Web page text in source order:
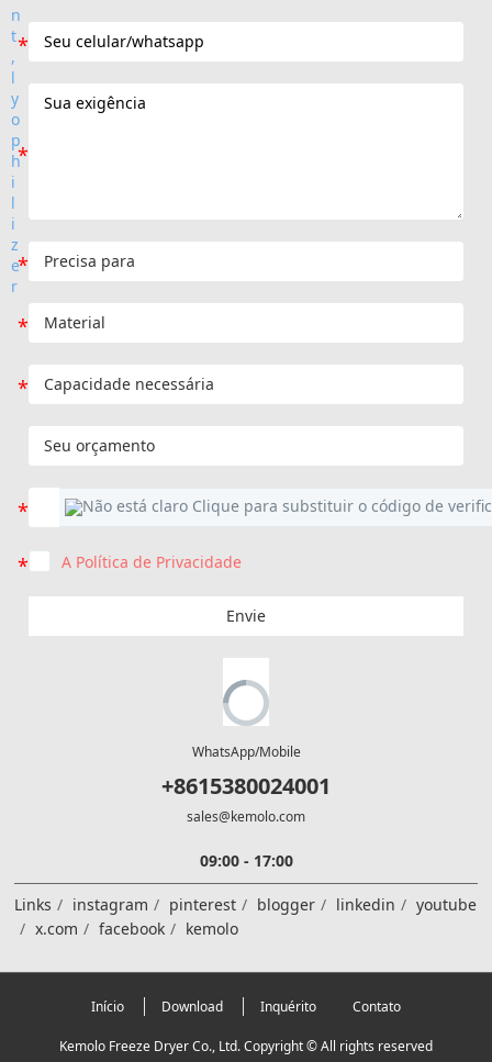
A Política de Privacidade
Envie
WhatsApp/Mobile
+8615380024001
sales@kemolo.com
09:00 - 17:00
Links instagram pinterest blogger linkedin
youtube
x.com
facebook kemolo
Início Download Inquérito Contato
Kemolo Freeze Dryer Co., Ltd. Copyright © All rights reserved